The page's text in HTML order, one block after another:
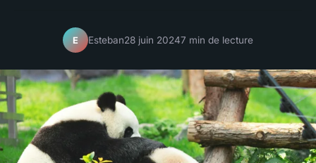
E Esteban28 juin 20247 min de lecture